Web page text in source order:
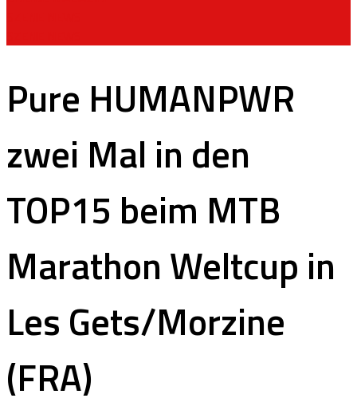
Pure HUMANPWR
zwei Mal in den
TOP15 beim MTB
Marathon Weltcup in
Les Gets/Morzine
(FRA)